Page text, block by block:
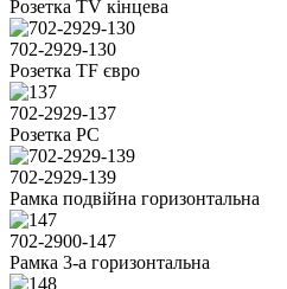
Розетка TV кінцева
702-2929-130
Розетка TF євро
702-2929-137
Розетка PC
702-2929-139
Рамка подвійна горизонтальна
702-2900-147
Рамка 3-а горизонтальна